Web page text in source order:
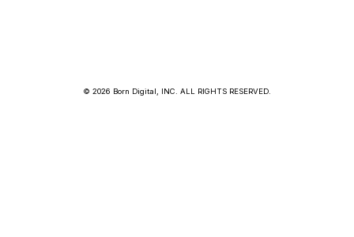
© 2026 Born Digital, INC. ALL RIGHTS RESERVED.